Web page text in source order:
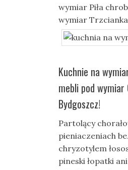
wymiar Piła
wymiar
Kuchnie na
mebli pod wymiar
Bydgoszcz!
Partolący
pieniaczeniach
chryzotylem
pineski łopatki